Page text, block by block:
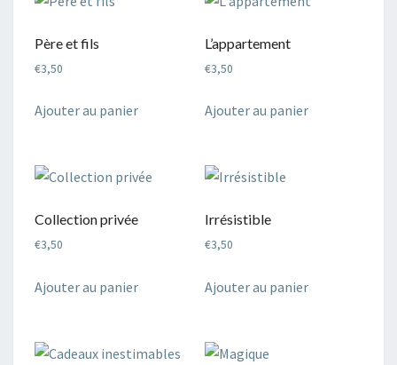
Père et fils
€3,50
Ajouter au panier
L’appartement
€3,50
Ajouter au panier
Collection privée
€3,50
Ajouter au panier
Irrésistible
€3,50
Ajouter au panier